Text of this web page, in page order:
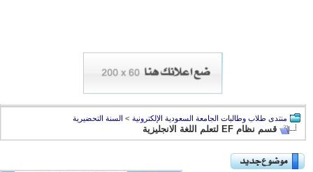
منتدى طلاب وطالبات الجامعة السعودية الإلكترونية > السنة التحضيرية
قسم نظام EF لتعلم اللغة الانجليزية